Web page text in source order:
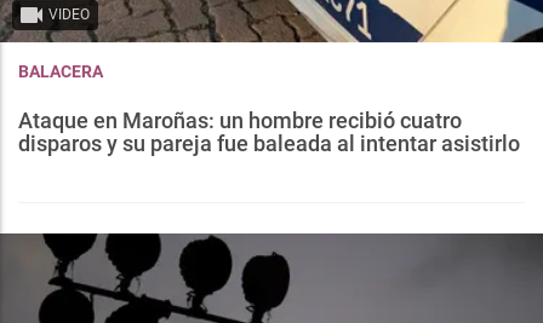
VIDEO
BALACERA
Ataque en Maroñas: un hombre recibió cuatro
disparos y su pareja fue baleada al intentar asistirlo